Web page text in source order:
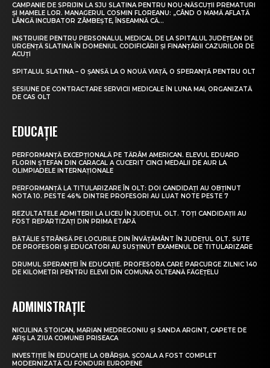
CAMPANIE DE SPRIJIN LA SJU SLATINA PENTRU NOU-NĂSCUȚII PREMATURI
ȘI MAMELE LOR. MANAGERUL COSMIN FLOREANU: „CÂND O MAMĂ AFLATĂ
LÂNGĂ INCUBATOR ZÂMBEȘTE, ÎNSEAMNĂ CĂ...
INSTRUIRE PENTRU PERSONALUL MEDICAL DE LA SPITALUL JUDEȚEAN DE
URGENȚĂ SLATINA ÎN DOMENIUL CODIFICĂRII ȘI FINANȚĂRII CAZURILOR DE
ACUȚI
SPITALUL SLATINA – O ȘANSĂ LA O NOUĂ VIAȚĂ, O SPERANȚĂ PENTRU OLT
SESIUNE DE CONTRACTARE SERVICII MEDICALE ÎN LUNA MAI, ORGANIZATĂ
DE CAS OLT
EDUCAȚIE
PERFORMANȚĂ EXCEPȚIONALĂ PE TĂRÂM AMERICAN. ELEVUL EDUARD
FLORIN ȘTEFAN DIN CARACAL A CUCERIT CINCI MEDALII DE AUR LA
OLIMPIADELE INTERNAȚIONALE
PERFORMANȚĂ LA TITULARIZARE ÎN OLT: DOI CANDIDAȚI AU OBȚINUT
NOTA 10. PESTE 46% DINTRE PROFESORI AU LUAT NOTE PESTE 7
REZULTATELE ADMITERII LA LICEU ÎN JUDEȚUL OLT. TOȚI CANDIDAȚII AU
FOST REPARTIZAȚI DIN PRIMA ETAPĂ
BĂTĂLIE STRÂNSĂ PE LOCURILE DIN ÎNVĂȚĂMÂNT ÎN JUDEȚUL OLT. SUTE
DE PROFESORI ȘI EDUCATORI AU SUSȚINUT EXAMENUL DE TITULARIZARE
DRUMUL SPERANȚEI ÎN EDUCAȚIE. PROFESORA CARE PARCURGE ZILNIC 140
DE KILOMETRI PENTRU ELEVII DIN COMUNA OLTEANĂ FĂGEȚELU
ADMINISTRAȚIE
NICULINA STOICAN, MARIAN MEDREGONIU ȘI SANDA ARGINT, CAPETE DE
AFIȘ LA ZIUA COMUNEI PRISEACA
INVESTIȚIE ÎN EDUCAȚIE LA OBÂRȘIA. ȘCOALA A FOST COMPLET
MODERNIZATĂ CU FONDURI EUROPENE